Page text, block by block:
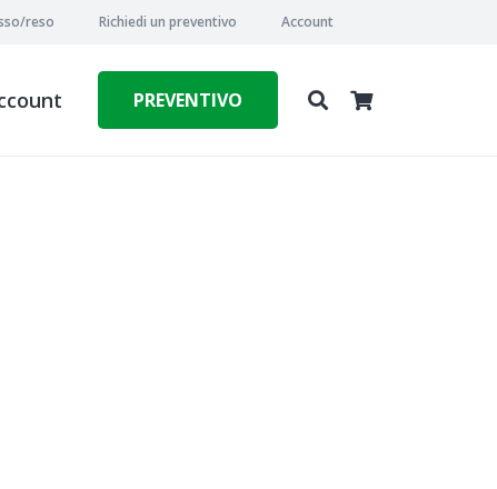
reso Richiedi un preventivo Account
PREVENTIVO